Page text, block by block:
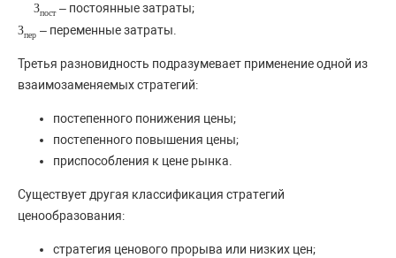
Зпост
Зпост
– постоянные затраты;
Зпер
Зпе р
– переменные затраты.
Третья разновидность подразумевает применение одной из
взаимозаменяемых стратегий:
постепенного понижения цены;
постепенного повышения цены;
приспособления к цене рынка.
Существует другая классификация стратегий
ценообразования:
стратегия ценового прорыва или низких цен;